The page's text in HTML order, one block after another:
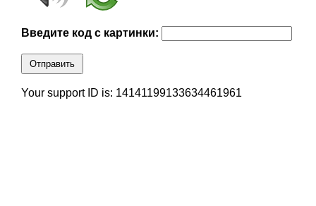
Введите код с картинки:
Отправить
Your support ID is: 14141199133634461961